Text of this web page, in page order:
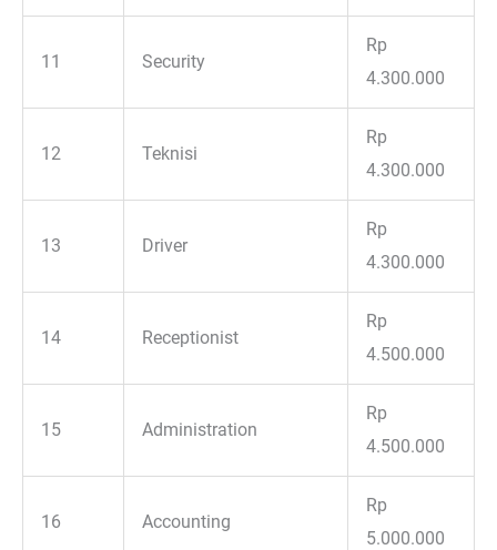
11 Security
Rp
4.300.000
12 Teknisi
Rp
4.300.000
13 Driver
Rp
4.300.000
14 Receptionist
Rp
4.500.000
15 Administration
Rp
4.500.000
16 Accounting
Rp
5.000.000